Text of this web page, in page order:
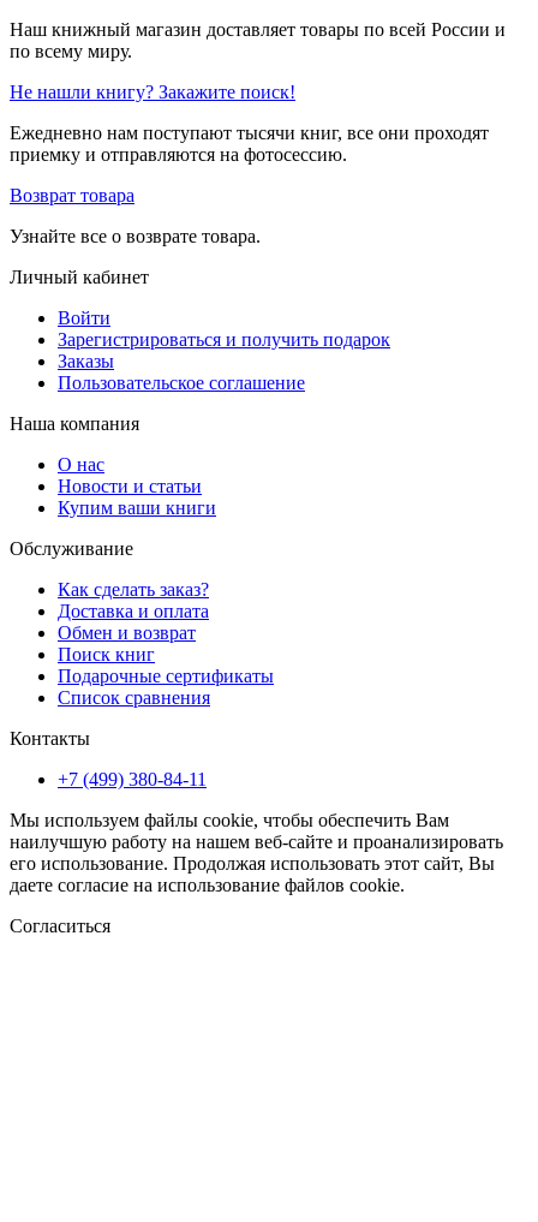
Наш книжный магазин доставляет товары по всей России и
по всему миру.
Не нашли книгу? Закажите поиск!
Ежедневно нам поступают тысячи книг, все они проходят
приемку и отправляются на фотосессию.
Возврат товара
Узнайте все о возврате товара.
Личный кабинет
Войти
Зарегистрироваться и получить подарок
Заказы
Пользовательское соглашение
Наша компания
О нас
Новости и статьи
Купим ваши книги
Обслуживание
Как сделать заказ?
Доставка и оплата
Обмен и возврат
Поиск книг
Подарочные сертификаты
Список сравнения
Контакты
+7 (499) 380-84-11
Мы используем файлы cookie, чтобы обеспечить Вам
наилучшую работу на нашем веб-сайте и проанализировать
его использование. Продолжая использовать этот сайт, Вы
даете согласие на использование файлов cookie.
Согласиться